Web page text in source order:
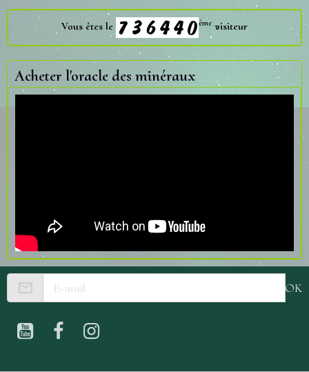
Vous êtes le ème visiteur
Acheter l'oracle des minéraux
OK